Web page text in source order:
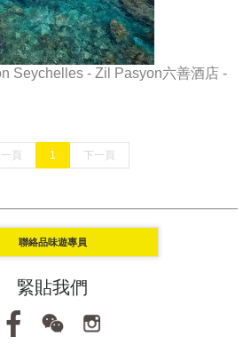
Seychelles - Zil Pasyon六善酒店 -
一頁 1 下一頁
聯絡品味遊專員
緊貼我們